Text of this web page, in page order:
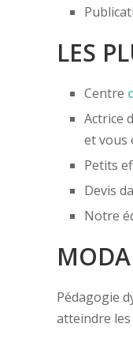
LES
Centre
Actrice
et vous
Petits
Devis
Notre
Pédagogie
atteindre